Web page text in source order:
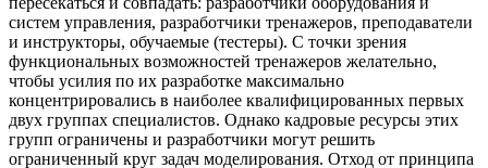
систем управления, разработчики тренажеров, преподаватели
и инструкторы, обучаемые (тестеры). С точки зрения
функциональных возможностей тренажеров желательно,
чтобы усилия по их разработке максимально
концентрировались в наиболее квалифицированных первых
двух группах специалистов. Однако кадровые ресурсы этих
групп ограничены и разработчики могут решить
ограниченный круг задач моделирования. Отход от принципа